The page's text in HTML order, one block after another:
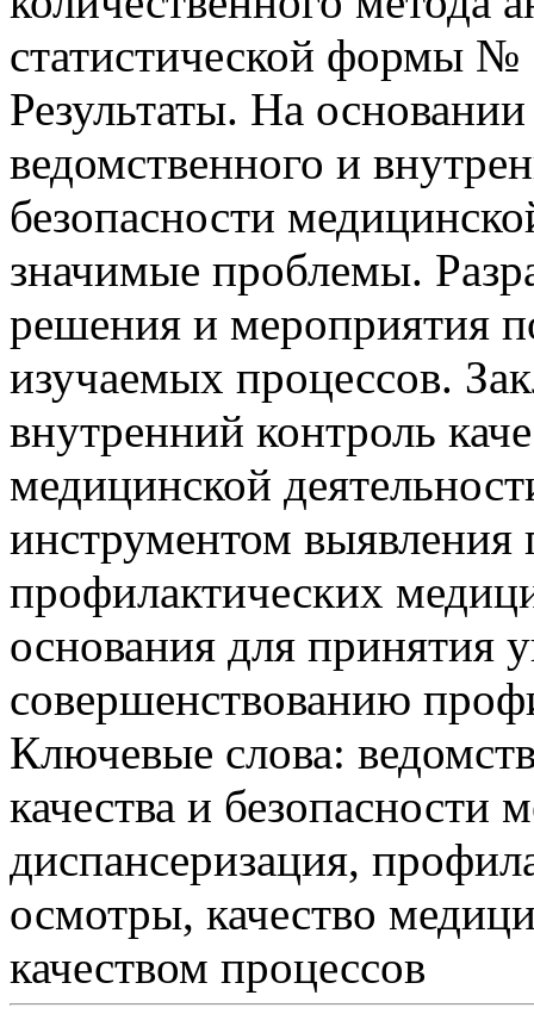
статистической формы
Результаты. На
ведомственного и
безопасности
значимые проблемы.
решения и мероприятия
изучаемых процессов.
внутренний контроль
медицинской
инструментом выявления
профилактических
основания для принятия
совершенствованию
Ключевые слова:
качества и безопасности
диспансеризация,
осмотры, качество
качеством процессов